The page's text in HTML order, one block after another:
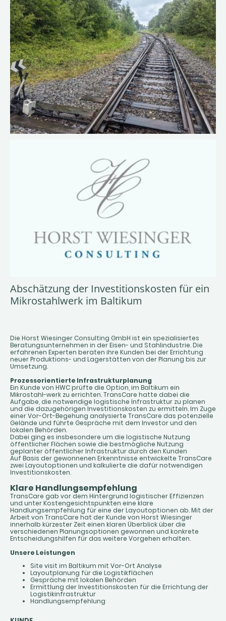
Abschätzung der Investitionskosten für ein
Mikrostahlwerk im Baltikum
Die Horst Wiesinger Consulting GmbH ist ein spezialisiertes
Beratungsunternehmen in der Eisen- und Stahlindustrie. Die
erfahrenen Experten beraten ihre Kunden bei der Errichtung
neuer Produktions- und Lagerstätten von der Planung bis zur
Umsetzung.
Prozessorientierte Infrastrukturplanung
Ein Kunde von HWC prüfte die Option, im Baltikum ein
Mikrostahl-werk zu errichten. TransCare hatte dabei die
Aufgabe, die notwendige logistische Infrastruktur zu planen
und die dazugehörigen Investitionskosten zu ermitteln. Im Zuge
einer Vor-Ort-Begehung analysierte TransCare das potenzielle
Gelände und führte Gespräche mit dem Investor und den
lokalen Behörden.
Dabei ging es insbesondere um die logistische Nutzung
öffentlicher Flächen sowie die bestmögliche Nutzung
geplanter öffentlicher Infrastruktur durch den Kunden
Auf Basis der gewonnenen Erkenntnisse entwickelte TransCare
zwei Layoutoptionen und kalkulierte die dafür notwendigen
Investitionskosten.
Klare Handlungsempfehlung
TransCare gab vor dem Hintergrund logistischer Effizienzen
und unter Kostengesichtspunkten eine klare
Handlungsempfehlung für eine der Layoutoptionen ab. Mit der
Arbeit von TransCare hat der Kunde von Horst Wiesinger
innerhalb kürzester Zeit einen klaren Überblick über die
verschiedenen Planungsoptionen gewonnen und konkrete
Entscheidungshilfen für das weitere Vorgehen erhalten.
Unsere Leistungen
Site visit im Baltikum mit Vor-Ort Analyse
Layoutplanung für die Logistikflächen
Gespräche mit lokalen Behörden
Ermittlung der Investitionskosten für die Errichtung der
Logistikinfrastruktur
Handlungsempfehlung